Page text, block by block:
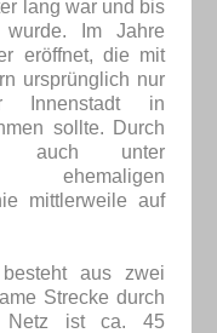
lang war und bis
wurde. Im Jahre
eröffnet, die mit
ursprünglich nur
Innenstadt in
sollte. Durch
auch unter
ehemaligen
mittlerweile auf
aus zwei
Strecke durch
Netz ist ca. 45